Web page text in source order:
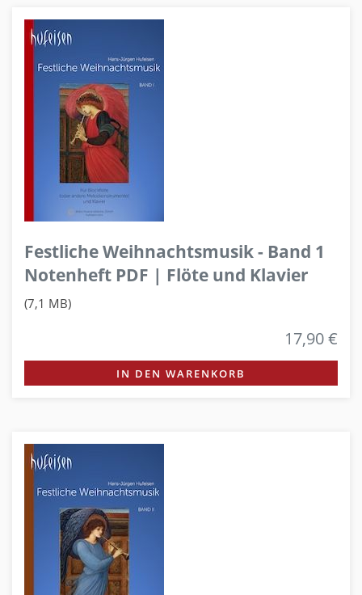
Festliche Weihnachtsmusik - Band 1
Notenheft PDF | Flöte und Klavier
(7,1 MB)
17,90 €
IN DEN WARENKORB